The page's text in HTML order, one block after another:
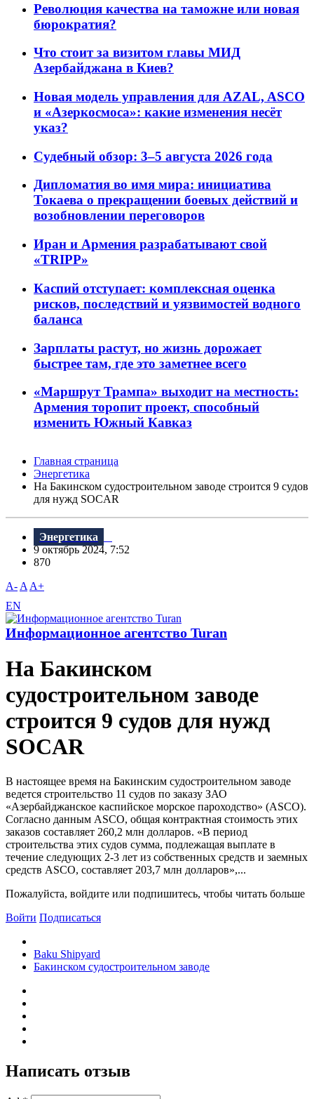
Революция качества на таможне или новая
бюрократия?
Что стоит за визитом главы МИД
Азербайджана в Киев?
Новая модель управления для AZAL, ASCO
и «Азеркосмоса»: какие изменения несёт
указ?
Судебный обзор: 3–5 августа 2026 года
Дипломатия во имя мира: инициатива
Токаева о прекращении боевых действий и
возобновлении переговоров
Иран и Армения разрабатывают свой
«TRIPP»
Каспий отступает: комплексная оценка
рисков, последствий и уязвимостей водного
баланса
Зарплаты растут, но жизнь дорожает
быстрее там, где это заметнее всего
«Маршрут Трампа» выходит на местность:
Армения торопит проект, способный
изменить Южный Кавказ
Главная страница
Энергетика
На Бакинском судостроительном заводе строится 9 судов
для нужд SOCAR
Энергетика
9 октябрь 2024, 7:52
870
A- A A+
EN
Информационное агентство Turan
На Бакинском
судостроительном заводе
строится 9 судов для нужд
SOCAR
В настоящее время на Бакинским судостроительном заводе
ведется строительство 11 судов по заказу ЗАО
«Азербайджанское каспийское морское пароходство» (ASCO).
Согласно данным ASCO, общая контрактная стоимость этих
заказов составляет 260,2 млн долларов. «В период
строительства этих судов сумма, подлежащая выплате в
течение следующих 2-3 лет из собственных средств и заемных
средств ASCO, составляет 203,7 млн ​​долларов»,...
Пожалуйста, войдите или подпишитесь, чтобы читать больше
Войти Подписаться
Baku Shipyard
Бакинском судостроительном заводе
Написать отзыв